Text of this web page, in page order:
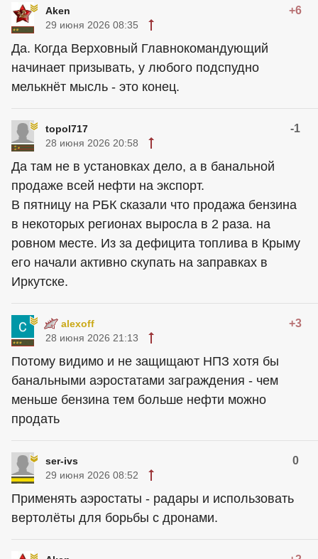
Aken +6
29 июня 2026 08:35
Да. Когда Верховный Главнокомандующий
начинает призывать, у любого подспудно
мелькнёт мысль - это конец.
topol717 -1
28 июня 2026 20:58
Да там не в установках дело, а в банальной
продаже всей нефти на экспорт.
В пятницу на РБК сказали что продажа бензина
в некоторых регионах выросла в 2 раза. на
ровном месте. Из за дефицита топлива в Крыму
его начали активно скупать на заправках в
Иркутске.
alexoff +3
28 июня 2026 21:13
Потому видимо и не защищают НПЗ хотя бы
банальными аэростатами заграждения - чем
меньше бензина тем больше нефти можно
продать
ser-ivs 0
29 июня 2026 08:52
Применять аэростаты - радары и использовать
вертолёты для борьбы с дронами.